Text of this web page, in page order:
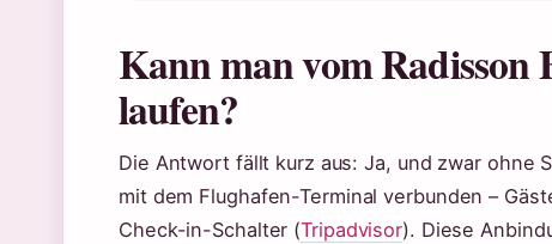
Kann man vom
laufen?
Die Antwort fällt kurz aus: Ja, und zwar ohne
mit dem Flughafen-Terminal verbunden –
Check-in-Schalter (Tripadvisor). Diese